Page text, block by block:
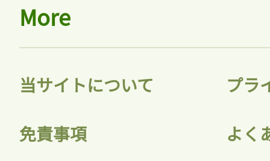
More
当サイトについて プラ
免責事項 よく